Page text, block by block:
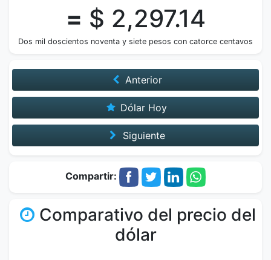
= $ 2,297.14
Dos mil doscientos noventa y siete pesos con catorce centavos
Anterior
Dólar Hoy
Siguiente
Compartir:
Comparativo del precio del
dólar